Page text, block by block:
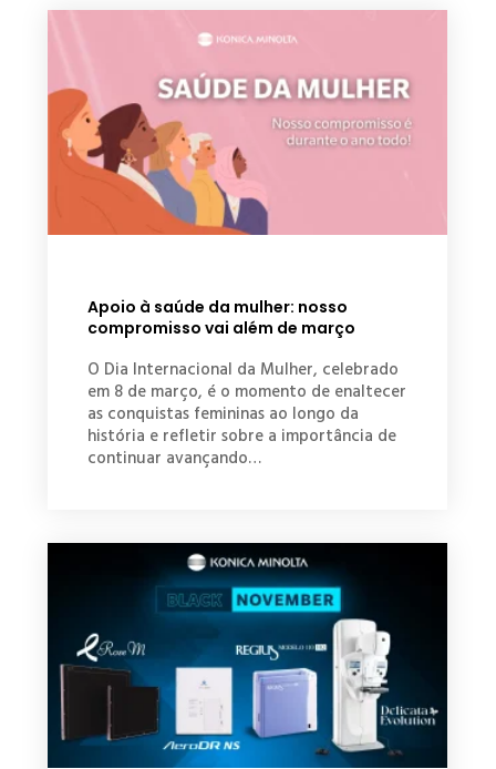
Apoio à saúde da mulher: nosso
compromisso vai além de março
O Dia Internacional da Mulher, celebrado
em 8 de março, é o momento de enaltecer
as conquistas femininas ao longo da
história e refletir sobre a importância de
continuar avançando…